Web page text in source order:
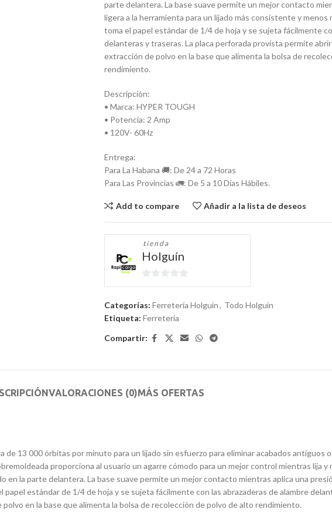
parte delantera. La base suave permite un mejor contacto
ligera a la herramienta para un lijado más consistente y menos
toma el papel estándar de 1/4 de hoja y se sujeta fácilmente
delanteras y traseras. La placa perforada provista permite
extracción de polvo en la base que alimenta la bolsa de
rendimiento.
Descripción:
• Marca: HYPER TOUGH
• Potencia: 2 Amp
• 120V- 60Hz
Entrega:
Para La Habana 🚚: De 24 a 72 Horas
Para Las Provincias 🚛: De 5 a 10 Días Hábiles.
Add to compare Añadir a la lista de deseos
tienda
Holguín
0
Categorías: Ferretería Holguín, Todo Holguín
Etiqueta: Ferretería
Compartir:
VALORACIONES (0)MÁS OFERTAS
13 000 órbitas por minuto para un lijado sin esfuerzo para eliminar acabados antiguos
proporciona al usuario un agarre cómodo para un mejor control mientras lija y
la parte delantera. La base suave permite un mejor contacto mientras aplica una
estándar de 1/4 de hoja y se sujeta fácilmente con las abrazaderas de alambre
en la base que alimenta la bolsa de recolección de polvo de alto rendimiento.